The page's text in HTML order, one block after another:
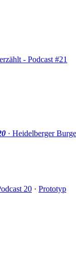
- Podcast #21
· Heidelberger
20 · Prototyp